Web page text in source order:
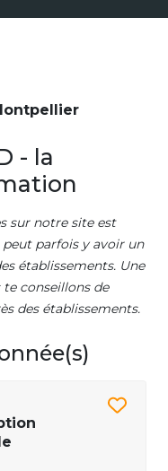
- la
sur notre site est
parfois y avoir un
établissements. Une
conseillons de
des établissements.